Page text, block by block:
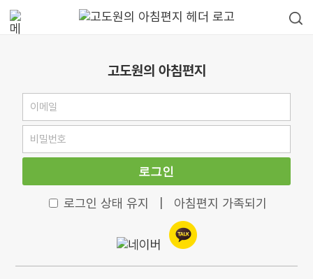
고도원의 아침편지
로그인
로그인 상태 유지 아침편지 가족되기